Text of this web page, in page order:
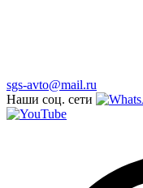
sgs-avto@mail.ru
Наши соц. сети